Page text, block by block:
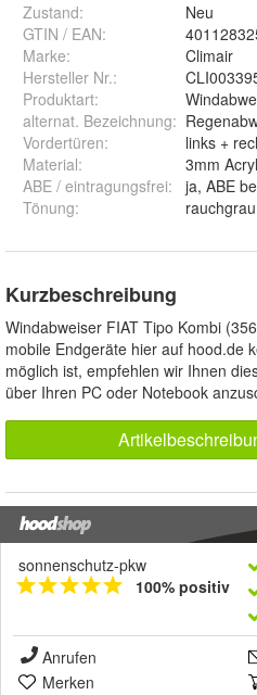
Zustand:
Neu
GTIN / EAN:
Marke:
Climair
Hersteller Nr.:
Produktart:
alternat. Bezeichnung:
Vordertüren:
links +
Material:
3mm
ABE / eintragungsfrei:
ja, ABE
Tönung:
Kurzbeschreibung
Windabweiser FIAT Tipo Kombi
mobile Endgeräte hier auf hood.de
möglich ist, empfehlen wir Ihnen
über Ihren PC oder Notebook
sonnenschutz-pkw
100% positiv
Anrufen
Merken